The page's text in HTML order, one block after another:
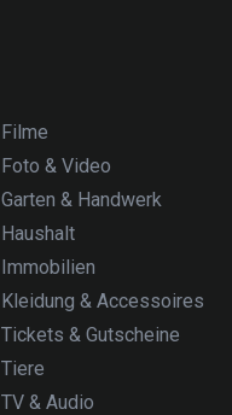
Filme
Foto & Video
Garten & Handwerk
Haushalt
Immobilien
Kleidung & Accessoires
Tickets & Gutscheine
Tiere
TV & Audio